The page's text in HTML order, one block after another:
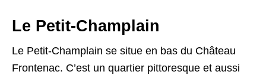
Le Petit-Champlain
Le Petit-Champlain se situe en bas du Château
Frontenac. C’est un quartier pittoresque et aussi